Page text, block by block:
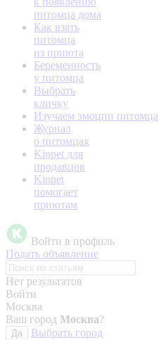
питомца дома
Как взять
питомца
из приюта
Беременность
у питомца
Выбрать
кличку
Изучаем эмоции питомца
Журнал
о питомцах
Kinpet для
продавцов
Kinpet
помогает
приютам
Войти в профиль
Подать объявление
Нет результатов
Войти
Москва
Ваш город Москва?
Да
Выбрать город